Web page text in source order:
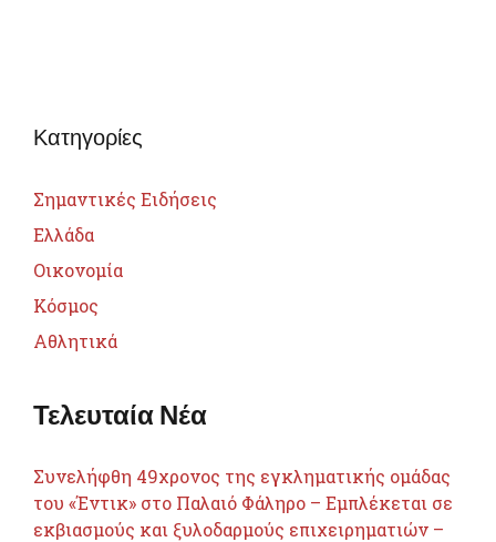
Κατηγορίες
Σημαντικές Ειδήσεις
Ελλάδα
Οικονομία
Κόσμος
Αθλητικά
Τελευταία Νέα
Συνελήφθη 49χρονος της εγκληματικής ομάδας
του «Έντικ» στο Παλαιό Φάληρο – Εμπλέκεται σε
εκβιασμούς και ξυλοδαρμούς επιχειρηματιών –